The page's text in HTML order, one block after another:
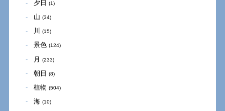
夕日 (1)
山 (34)
川 (15)
景色 (124)
月 (233)
朝日 (8)
植物 (504)
海 (10)